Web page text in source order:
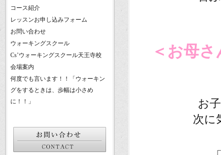
コース紹介
レッスンお申し込みフォーム
お問い合わせ
ウォーキングスクール
Cs’ウォーキングスクール天王寺校
会場案内
何度でも言います！！「ウォーキン
グをするときは、歩幅は小さめ
に！！」
＜お母
お
次に